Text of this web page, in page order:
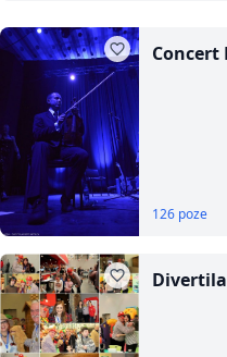
126 poze